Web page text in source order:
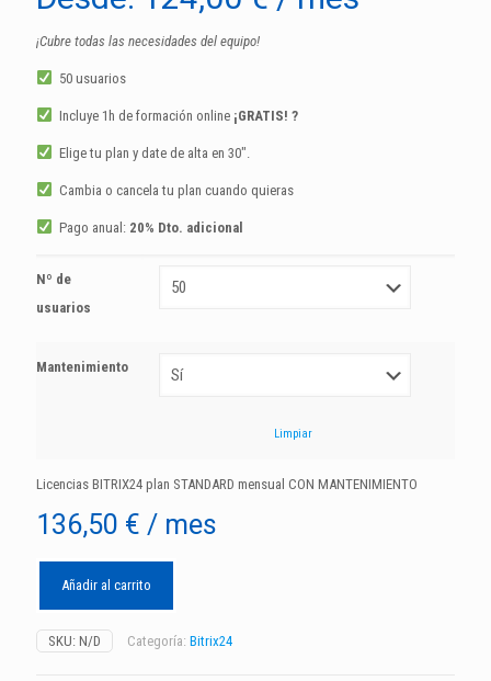
¡Cubre todas las necesidades del equipo!
50 usuarios
Incluye 1h de formación online ¡GRATIS! ?
Elige tu plan y date de alta en 30″.
Cambia o cancela tu plan cuando quieras
Pago anual: 20% Dto. adicional
Nº de
usuarios
Mantenimiento
Limpiar
Licencias BITRIX24 plan STANDARD mensual CON MANTENIMIENTO
136,50 € / mes
Añadir al carrito
SKU: N/D Categoría: Bitrix24